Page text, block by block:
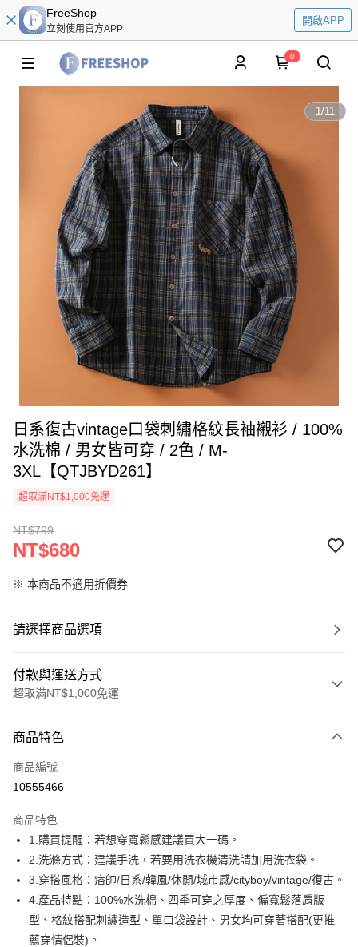
FreeShop
立刻使用官方APP
開啟APP
0
1/11
日系復古vintage口袋刺繡格紋長袖襯衫 / 100%
水洗棉 / 男女皆可穿 / 2色 / M-
3XL【QTJBYD261】
超取滿NT$1,000免運
NT$799
NT$680
※ 本商品不適用折價券
請選擇商品選項
付款與運送方式
超取滿NT$1,000免運
信用卡一次付款
超商取貨付款
Apple Pay
街口支付
悠遊付
ATM付款
商品特色
商品編號
10555466
商品特色
1.購買提醒：若想穿寬鬆感建議買大一碼。
2.洗滌方式：建議手洗，若要用洗衣機清洗請加用洗衣袋。
3.穿搭風格：痞帥/日系/韓風/休閒/城市感/cityboy/vintage/復古。
4.產品特點：100%水洗棉、四季可穿之厚度、偏寬鬆落肩版
型、格紋搭配刺繡造型、單口袋設計、男女均可穿著搭配(更推
薦穿情侶裝)。